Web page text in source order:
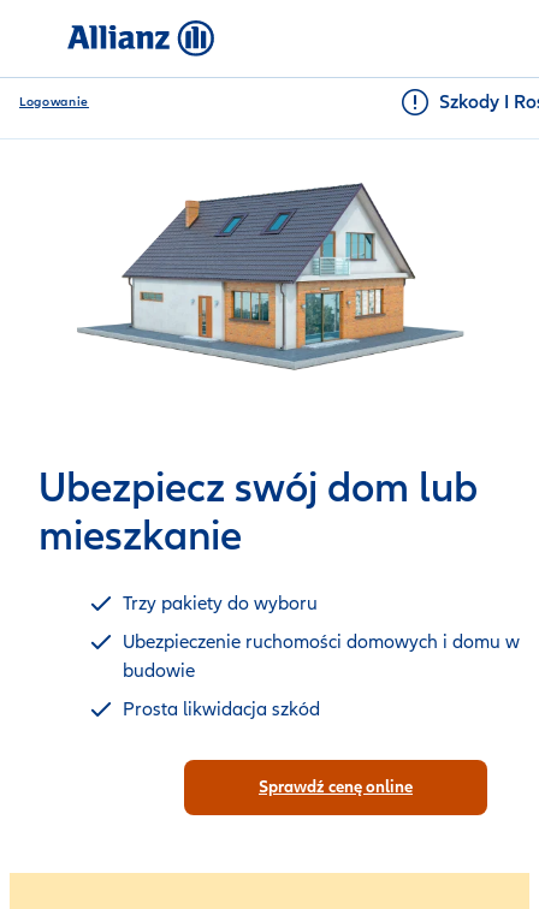
Logowanie Szkody I
Ubezpiecz swój dom lub
mieszkanie
Trzy pakiety do wyboru
Ubezpieczenie ruchomości domowych i domu w
budowie
Prosta likwidacja szkód
Sprawdź cenę online